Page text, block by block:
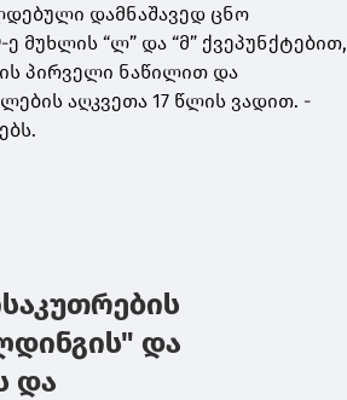
დამნაშავედ ცნო
მუხლის “ლ” და “მ” ქვეპუნქტებით,
პირველი ნაწილით და
აღკვეთა 17 წლის ვადით. -
და
და